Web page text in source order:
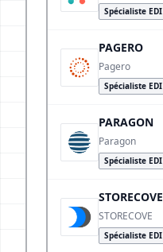
Spécialiste EDI
PAGERO
Pagero
Spécialiste EDI
PARAGON
Paragon
Spécialiste EDI
STORECOVE
STORECOVE
Spécialiste EDI